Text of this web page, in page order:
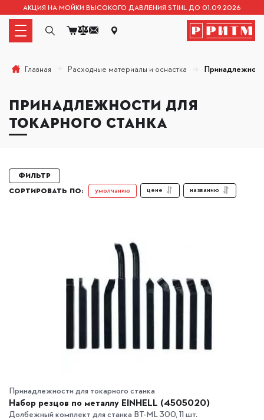
АКЦИЯ НА МОЙКИ ВЫСОКОГО ДАВЛЕНИЯ STIHL ДО 01.09.2026
Главная Расходные материалы и оснастка
ПРИНАДЛЕЖНОСТИ ДЛЯ
ТОКАРНОГО СТАНКА
Фильтр
СОРТИРОВАТЬ ПО:
умолчанию цене названию
Принадлежности для токарного станка
Набор резцов по металлу EINHELL (4505020)
Долбежный комплект для станка BT-ML 300, 11 шт.